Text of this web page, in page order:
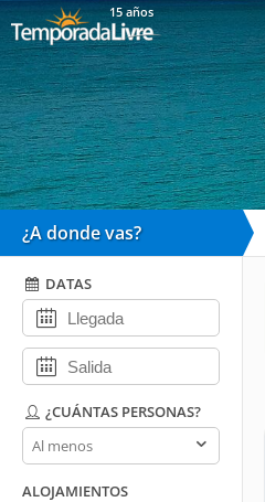
15 años
¿A donde vas?
DATAS
¿CUÁNTAS PERSONAS?
¿Cuántas
personas?
ALOJAMIENTOS